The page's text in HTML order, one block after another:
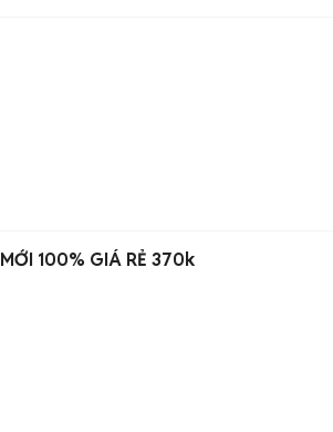
THANH LÝ BẾP KHÈ CÔNG NGHIỆP MỚI 100% GIÁ RẺ 370k